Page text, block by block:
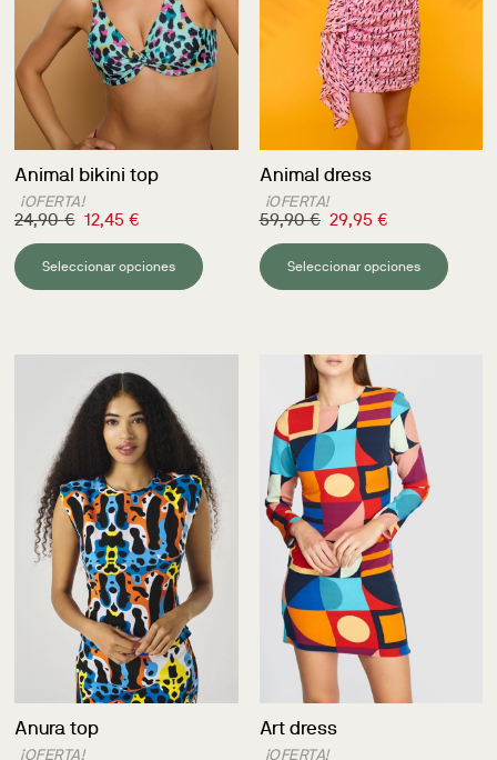
¡OFERTA!
Animal bikini top
24,90€ 12,45 €
Seleccionar opciones
¡OFERTA!
Animal dress
59,90€ 29,95 €
Seleccionar opciones
¡OFERTA!
Anura top
¡OFERTA!
Art dress